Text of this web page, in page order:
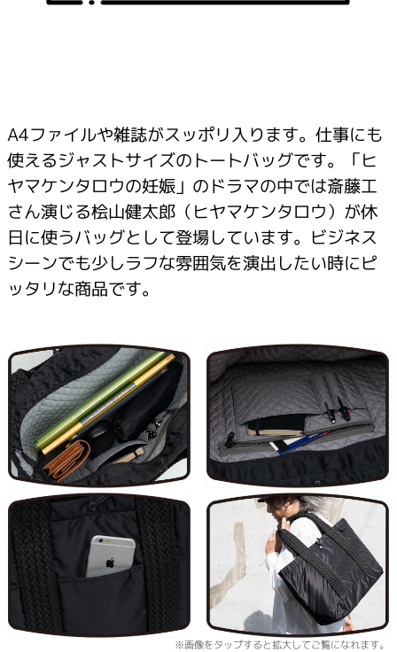
A4ファイルや雑誌がスッポリ入ります。仕事にも
使えるジャストサイズのトートバッグです。「ヒ
ヤマケンタロウの妊娠」のドラマの中では斎藤工
さん演じる桧山健太郎（ヒヤマケンタロウ）が休
日に使うバッグとして登場しています。ビジネス
シーンでも少しラフな雰囲気を演出したい時にピ
ッタリな商品です。
※画像をタップすると拡大してご覧になれます。